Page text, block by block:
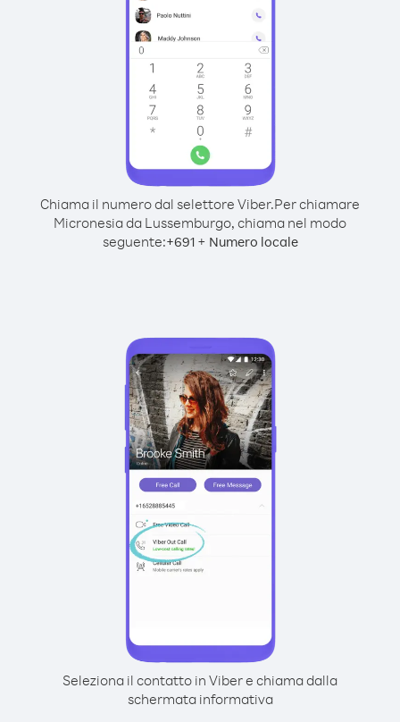
Chiama il numero dal selettore Viber.Per chiamare
Micronesia da Lussemburgo, chiama nel modo
seguente:+691+ Numero locale
Seleziona il contatto in Viber e chiama dalla
schermata informativa